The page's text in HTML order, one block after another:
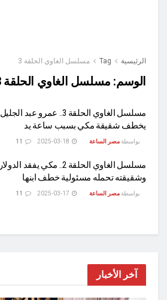
الرئيسية Tag مسلسل الغاوي الحلقة 3
الوسم: مسلسل الغاوي الحلقة 3
مسلسل الغاوي الحلقة 3.. عمرو عبد الجليل
يخطف شقيقة مكي بسبب ساعة يد
بواسطة مصر الساعة
مسلسل الغاوي الحلقة 2.. مكي يفقد
وشقيقته تحمله مسئولية خطف ابنها
بواسطة مصر الساعة
آخر الأخبار